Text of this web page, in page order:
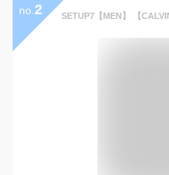
no. 2